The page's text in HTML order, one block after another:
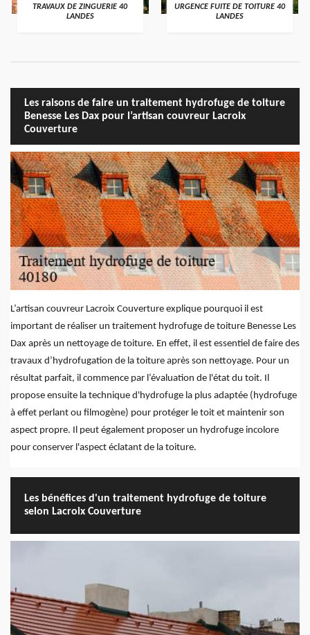
TRAVAUX DE ZINGUERIE 40
LANDES
URGENCE FUITE DE TOITURE 40
LANDES
Les raisons de faire un traitement hydrofuge de toiture
Benesse Les Dax pour l’artisan couvreur Lacroix
Couverture
L’artisan couvreur Lacroix Couverture explique pourquoi il est
important de réaliser un traitement hydrofuge de toiture Benesse Les
Dax après un nettoyage de toiture. En effet, il est essentiel de faire des
travaux d’hydrofugation de la toiture après son nettoyage. Pour un
résultat parfait, il commence par l’évaluation de l'état du toit. Il
propose ensuite la technique d'hydrofuge la plus adaptée (hydrofuge
à effet perlant ou filmogène) pour protéger le toit et maintenir son
aspect propre. Il peut également proposer un hydrofuge incolore
pour conserver l'aspect éclatant de la toiture.
Les bénéfices d'un traitement hydrofuge de toiture
selon Lacroix Couverture